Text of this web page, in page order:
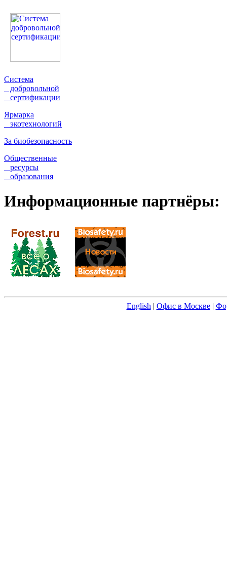
Система
добровольной
сертификации
Ярмарка
экотехнологий
За биобезопасность
Общественные
ресурсы
образования
Информационные партнёры:
English | Офис в Москве |